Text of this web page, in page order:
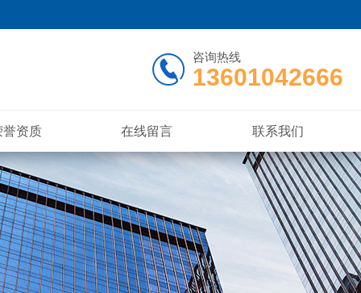
咨询热线
13601042666
誉资质 在线留言 联系我们